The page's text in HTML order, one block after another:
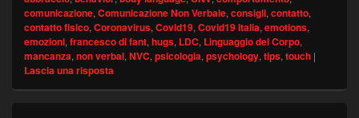
comunicazione,Comunicazione Non Verbale,consigli,contatto,
contatto fisico,Coronavirus,Covid19,Covid19 Italia,emotions,
emozioni,francesco di fant,hugs, LDC, Linguaggio del Corpo,
mancanza,non verbal,NVC,psicologia,psychology,tips,touch |
Lascia una risposta